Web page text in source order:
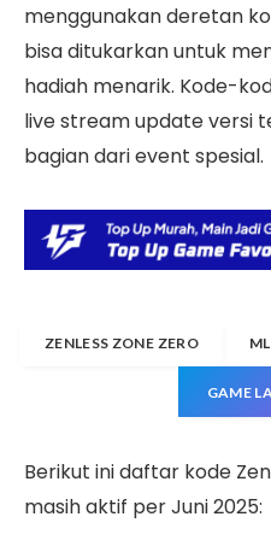
menggunakan deretan
bisa ditukarkan untuk
hadiah menarik. Kode-
live stream update versi
bagian dari event spesial.
ZENLESS ZONE ZERO
GAME
Berikut ini daftar kode
masih aktif per Juni 2025: